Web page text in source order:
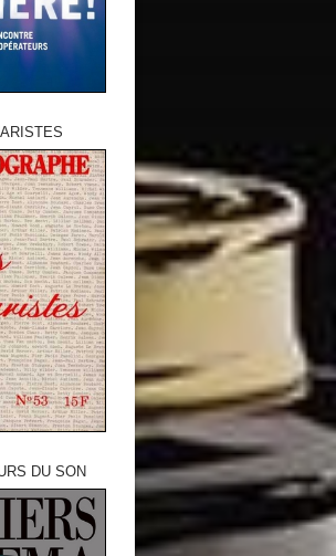
DU SON